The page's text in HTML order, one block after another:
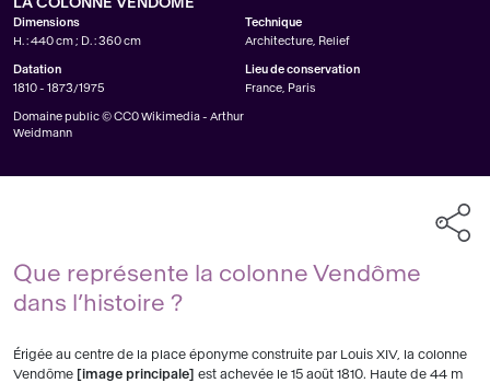
Dimensions
H. : 440 cm ; D. : 360 cm
Technique
Architecture, Relief
Datation
1810 - 1873/1975
Lieu de conservation
France, Paris
Domaine public © CC0 Wikimedia - Arthur
Weidmann
Que représente la colonne Vendôme
dans l’histoire ?
Érigée au centre de la place éponyme construite par Louis XIV, la colonne
Vendôme
image principale
est achevée le 15 août 1810. Haute de 44 m